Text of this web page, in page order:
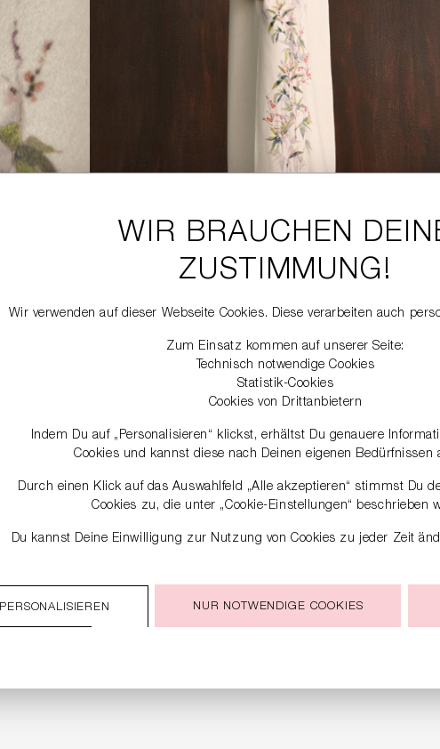
WIR BRAUCHEN
ZUSTIMMUNG!
Wir verwenden auf dieser Webseite Cookies. Diese verarbeiten auch
Zum Einsatz kommen auf unserer Seite:
Technisch notwendige Cookies
Statistik-Cookies
Cookies von Drittanbietern
Indem Du auf „Personalisieren“ klickst, erhältst Du genauere
Cookies und kannst diese nach Deinen eigenen Bedürfnissen
Durch einen Klick auf das Auswahlfeld „Alle akzeptieren“ stimmst Du
Cookies zu, die unter „Cookie-Einstellungen“ beschrieben
Du kannst Deine Einwilligung zur Nutzung von Cookies zu jeder Zeit
PERSONALISIEREN NUR NOTWENDIGE COOKIES